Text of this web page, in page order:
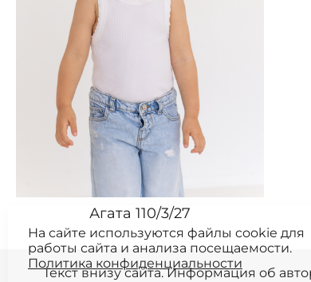
Агата 110/3/27
Текст внизу сайта. Информация об
На сайте используются файлы cookie для
работы сайта и анализа посещаемости.
Политика конфиденциальности